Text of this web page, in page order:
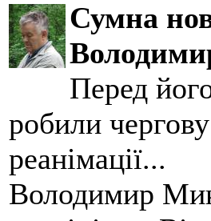
Сумна
Перед
робили
реанімації...
Володимир